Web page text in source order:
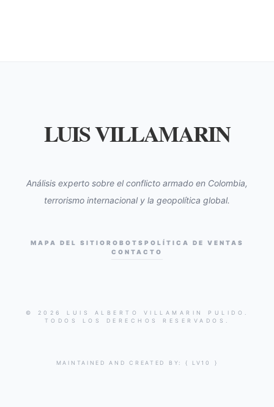
LUIS VILLAMARIN
Análisis experto sobre el conflicto armado en Colombia,
terrorismo internacional y la geopolítica global.
MAPA DEL SITIO ROBOTS POLÍTICA DE VENTAS
CONTACTO
© 2026 LUIS ALBERTO VILLAMARIN PULIDO.
TODOS LOS DERECHOS RESERVADOS.
MAINTAINED AND CREATED BY: { LV10 }